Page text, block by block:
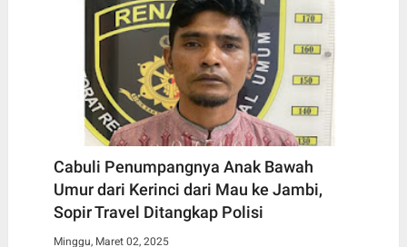
Cabuli Penumpangnya Anak Bawah
Umur dari Kerinci dari Mau ke Jambi,
Sopir Travel Ditangkap Polisi
Minggu, Maret 02, 2025